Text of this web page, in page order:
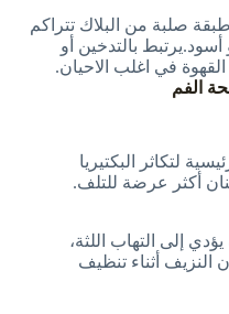
صلبة من البلاك تتراكم
بالتدخين أو
في اغلب الاحيان.
الفم
لتكاثر البكتيريا
أكثر عرضة للتلف.
إلى التهاب اللثة،
النزيف أثناء تنظيف